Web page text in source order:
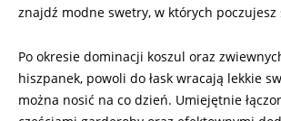
znajdź modne swetry, w których poczujesz
Po okresie dominacji koszul oraz
hiszpanek, powoli do łask wracają lekkie
można nosić na co dzień. Umiejętnie